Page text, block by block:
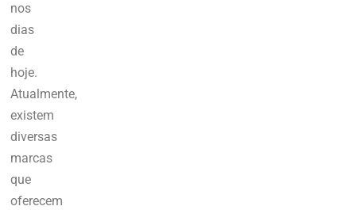
nos
dias
de
hoje.
Atualmente,
existem
diversas
marcas
que
oferecem